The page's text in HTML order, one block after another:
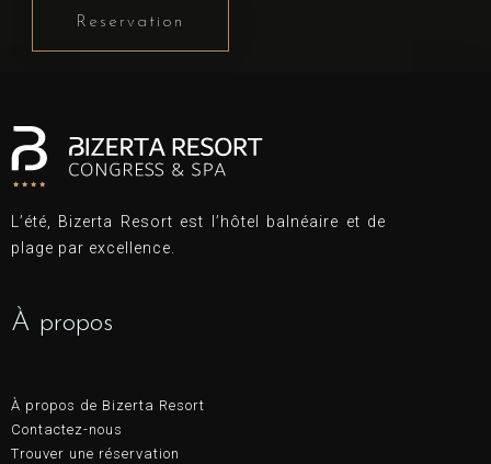
Reservation
L’été, Bizerta Resort est l’hôtel balnéaire et de
plage par excellence.
À propos
À propos de Bizerta Resort
Contactez-nous
Trouver une réservation